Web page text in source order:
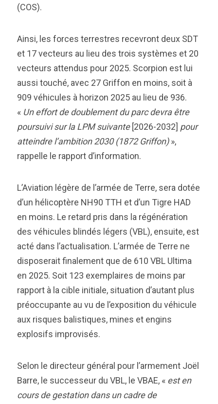
(COS).
Ainsi, les forces terrestres recevront deux SDT
et 17 vecteurs au lieu des trois systèmes et 20
vecteurs attendus pour 2025. Scorpion est lui
aussi touché, avec 27 Griffon en moins, soit à
909 véhicules à horizon 2025 au lieu de 936.
« Un effort de doublement du parc devra être
poursuivi sur la LPM suivante [2026-2032] pour
atteindre l’ambition 2030 (1872 Griffon)»,
rappelle le rapport d’information.
L’Aviation légère de l’armée de Terre, sera dotée
d’un hélicoptère NH90 TTH et d’un Tigre HAD
en moins. Le retard pris dans la régénération
des véhicules blindés légers (VBL), ensuite, est
acté dans l’actualisation. L’armée de Terre ne
disposerait finalement que de 610 VBL Ultima
en 2025. Soit 123 exemplaires de moins par
rapport à la cible initiale, situation d’autant plus
préoccupante au vu de l’exposition du véhicule
aux risques balistiques, mines et engins
explosifs improvisés.
Selon le directeur général pour l’armement Joël
Barre, le successeur du VBL, le VBAE, « est en
cours de gestation dans un cadre de